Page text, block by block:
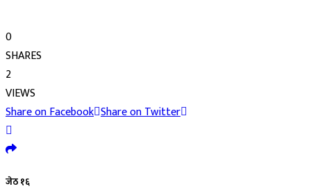
0
SHARES
2
VIEWS
Share on Facebook Share on Twitter
जेठ १६